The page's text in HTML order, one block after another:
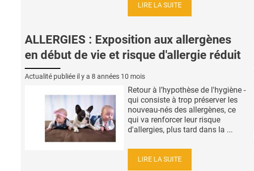
LIRE LA SUITE
ALLERGIES : Exposition aux allergènes
en début de vie et risque d'allergie réduit
Actualité publiée il y a 8 années 10 mois
Retour à l’hypothèse de l'hygiène -
qui consiste à trop préserver les
nouveau-nés des allergènes, ce
qui va renforcer leur risque
d'allergies, plus tard dans la ...
LIRE LA SUITE